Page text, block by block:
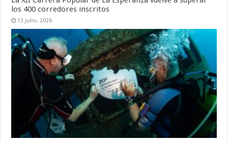
los 400 corredores inscritos
13 julio, 2026